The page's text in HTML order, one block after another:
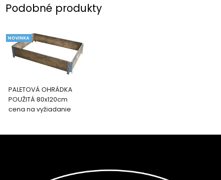
Podobné produkty
PALETOVÁ OHRÁDKA
POUŽITÁ 80x120cm
NOVINKA
cena na vyžiadanie